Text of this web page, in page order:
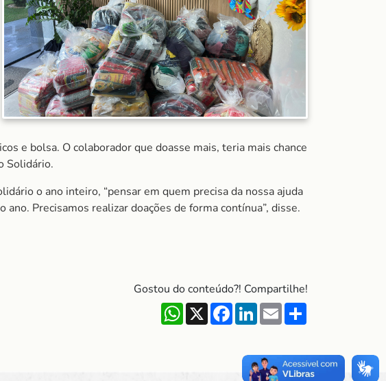
e bolsa. O colaborador que doasse mais, teria mais chance
Solidário.
o ano inteiro, “pensar em quem precisa da nossa ajuda
Precisamos realizar doações de forma contínua”, disse.
Gostou do conteúdo?! Compartilhe!
WhatsApp
X Facebook
LinkedInEmail